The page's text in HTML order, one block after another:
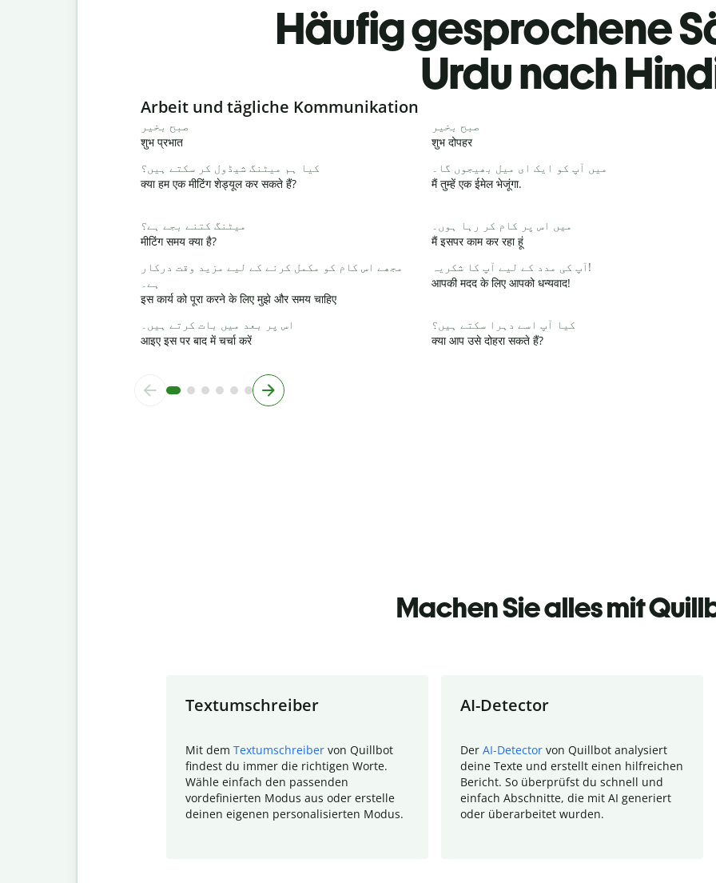
Häufig gesprochene
Urdu nach
Slide 1 of 6
Arbeit und tägliche Kommunikation
صبح بخیر
शुभ प्रभात
صبح بخیر
शुभ दोपहर
کیا ہم میٹنگ شیڈول کر سکتے ہیں؟
क्या हम एक मीटिंग शेड्यूल कर सकते हैं?
میں آپ کو ایک ای میل بھیجوں گا۔
मैं तुम्हें एक ईमेल भेजूंगा.
میٹنگ کتنے بجے ہے؟
मीटिंग समय क्या है?
میں اس پر کام کر رہا ہوں۔
मैं इसपर काम कर रहा हूं
مجھے اس کام کو مکمل کرنے کے لیے مزید وقت درکار
ہے۔
इस कार्य को पूरा करने के लिए मुझे और समय चाहिए
آپ کی مدد کے لیے آپ کا شکریہ!
आपकी मदद के लिए आपको धन्यवाद!
اس پر بعد میں بات کرتے ہیں۔
आइए इस पर बाद में चर्चा करें
کیا آپ اسے دہرا سکتے ہیں؟
क्या आप उसे दोहरा सकते हैं?
Machen Sie alles mit
Textumschreiber
Mit dem Textumschreiber von Quillbot
findest du immer die richtigen Worte.
Wähle einfach den passenden
vordefinierten Modus aus oder erstelle
deinen eigenen personalisierten Modus.
AI-Detector
Der AI-Detector von Quillbot analysiert
deine Texte und erstellt einen hilfreichen
Bericht. So überprüfst du schnell und
einfach Abschnitte, die mit AI generiert
oder überarbeitet wurden.